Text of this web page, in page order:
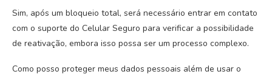
Sim, após um bloqueio total, será necessário entrar em contato
com o suporte do Celular Seguro para verificar a possibilidade
de reativação, embora isso possa ser um processo complexo.
Como posso proteger meus dados pessoais além de usar o